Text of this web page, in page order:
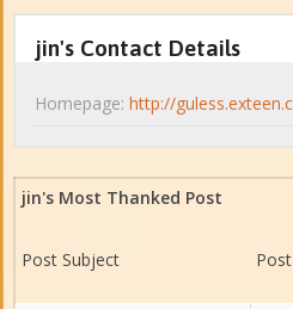
jin's Contact Details
Homepage: http://
jin's Most Thanked Post
Post Subject